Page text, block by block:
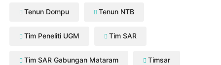
Tenun Dompu Tenun NTB
Tim Peneliti UGM Tim SAR
Tim SAR Gabungan Mataram Timsar